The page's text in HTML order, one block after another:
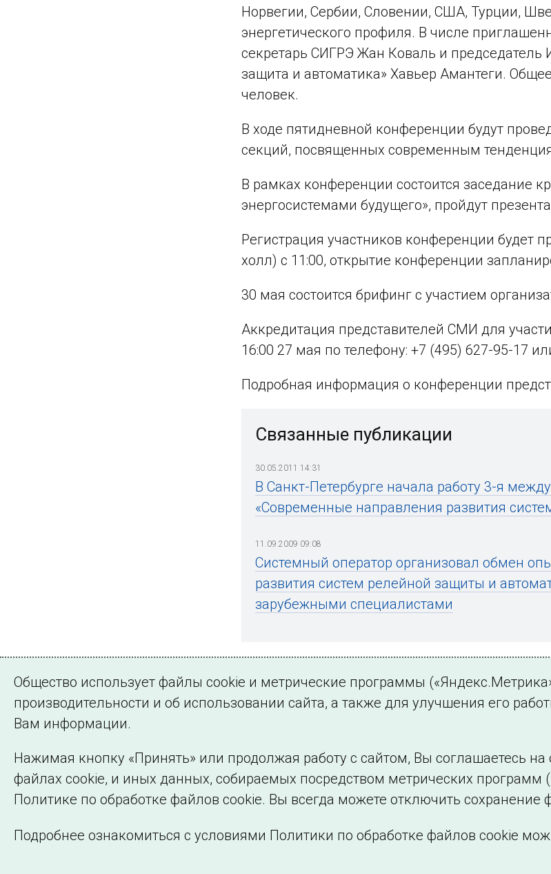
Норвегии, Сербии, Словении, США, Турции,
энергетического профиля. В числе
секретарь СИГРЭ Жан Коваль и председатель
защита и автоматика» Хавьер Амантеги.
человек.
В ходе пятидневной конференции будут
секций, посвященных современным
В рамках конференции состоится заседание
энергосистемами будущего», пройдут
Регистрация участников конференции будет
холл) с 11:00, открытие конференции
30 мая состоится брифинг с участием
Аккредитация представителей СМИ для
16:00 27 мая по телефону: +7 (495) 627-95-17
Подробная информация о конференции
Связанные публикации
30.05.2011 14:31
В Санкт-Петербурге начала работу 3-я
«Современные направления развития
11.09.2009 09:08
Системный оператор организовал обмен
развития систем релейной защиты и
зарубежными специалистами
Подписаться на новости
©2005–2026 АО «СО ЕЭС» Филиалы и представительства
Общество использует файлы cookie и метрические программы
производительности и об использовании сайта, а также для улучшения его
Вам информации.
Нажимая кнопку «Принять» или продолжая работу с сайтом, Вы соглашаетесь
файлах cookie, и иных данных, собираемых посредством метрических программ
Политике по обработке файлов cookie. Вы всегда можете отключить сохранение
Подробнее ознакомиться с условиями Политики по обработке файлов cookie